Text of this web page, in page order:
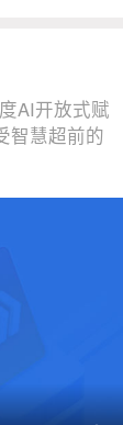
AI开放式赋
智慧超前的